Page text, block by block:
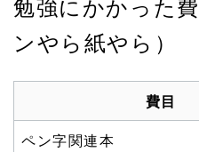
ンやら紙やら）
費目
ペン字関連本